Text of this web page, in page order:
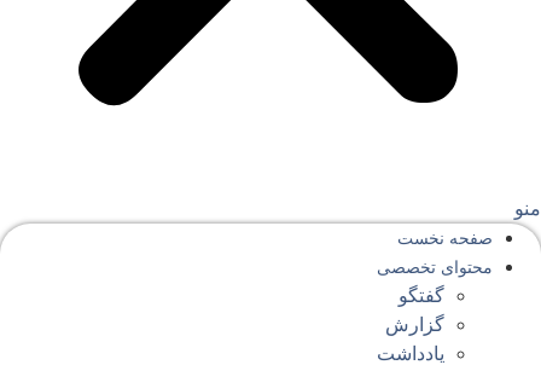
صفحه‌ نخست
محتوای‌ تخصصی
گفتگو
گزارش
یادداشت